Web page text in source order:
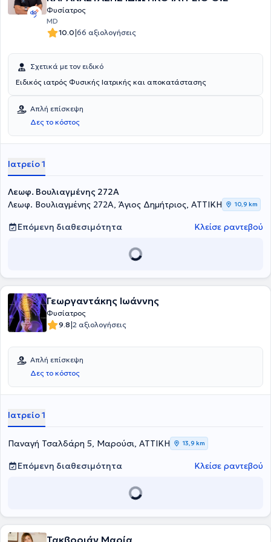
Φυσίατρος
MD
10.0|66 αξιολογήσεις
Σχετικά με τον ειδικό
Ειδικός ιατρός Φυσικής Ιατρικής και αποκατάστασης
Απλή επίσκεψη
Δες το κόστος
Ιατρείο 1
Λεωφ. Βουλιαγμένης 272A
Λεωφ. Βουλιαγμένης 272A, Άγιος Δημήτριος, ΑΤΤΙΚΗ
10,9 km
Επόμενη διαθεσιμότητα Κλείσε ραντεβού
Γεωργαντάκης Ιωάννης
Φυσίατρος
9.8|2 αξιολογήσεις
Απλή επίσκεψη
Δες το κόστος
Ιατρείο 1
Παναγή Τσαλδάρη 5, Μαρούσι, ΑΤΤΙΚΗ 13,9 km
Επόμενη διαθεσιμότητα Κλείσε ραντεβού
Τακβοριάν Μαρία